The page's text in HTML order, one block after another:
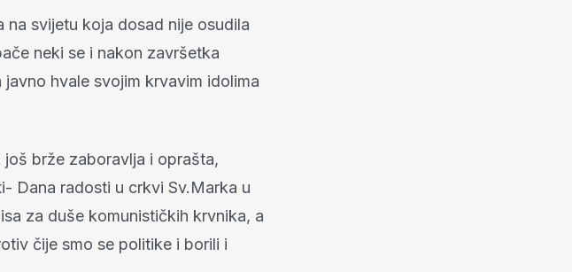
svijetu koja dosad nije osudila
neki se i nakon završetka
hvale svojim krvavim idolima
brže zaboravlja i oprašta,
Dana radosti u crkvi Sv.Marka u
za duše komunističkih krvnika, a
čije smo se politike i borili i